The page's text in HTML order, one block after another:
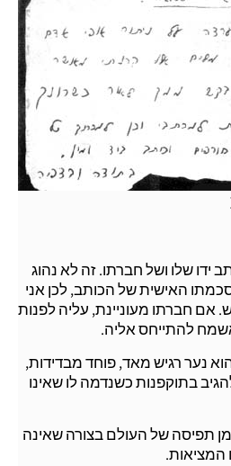
שלו ושל חברתו. זה לא נהוג
האישית של הכותב, לכן אני
חברתו מעוניינת, עליה לפנות
להתייחס אליה.
נער רגיש מאד, פוחד מבדידות,
בתוקפנות כשנדמה לו שאינו
תפיסה של העולם בצורה שאינה